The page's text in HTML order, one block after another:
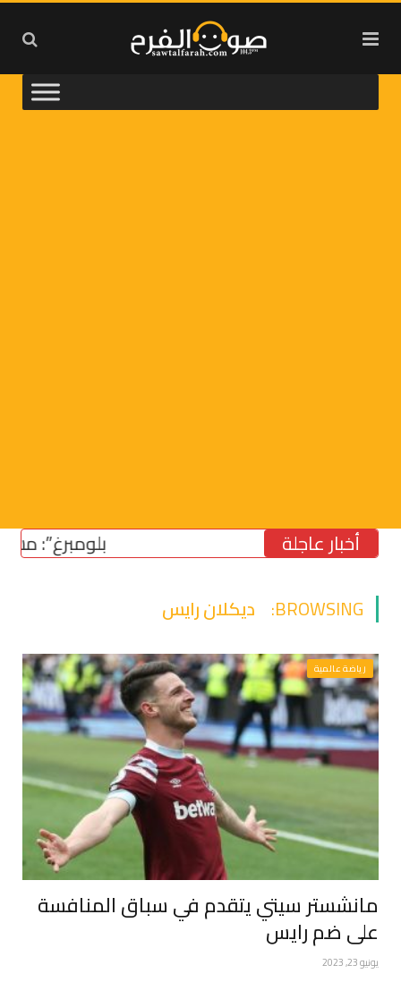
أخبار عاجلة “بلومبرغ”: مشروع
BROWSING: ديكلان رايس
رياضة عالمية
مانشستر سيتي يتقدم في سباق المنافسة
على ضم رايس
يونيو 23, 2023